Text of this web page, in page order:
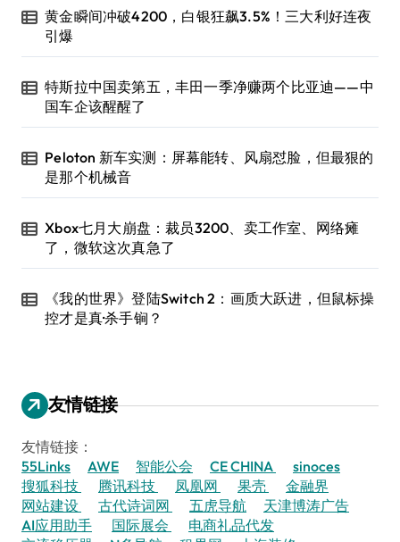
黄金瞬间冲破4200，白银狂飙3.5%！三大利好连夜
引爆
特斯拉中国卖第五，丰田一季净赚两个比亚迪——中
国车企该醒醒了
Peloton 新车实测：屏幕能转、风扇怼脸，但最狠的
是那个机械音
Xbox七月大崩盘：裁员3200、卖工作室、网络瘫
了，微软这次真急了
《我的世界》登陆Switch 2：画质大跃进，但鼠标操
控才是真·杀手锏？
友情链接
友情链接：
55Links
AWE 智能公会 CE CHINA
sinoces
搜狐科技
腾讯科技 凤凰网 果壳
金融界
网站建设
古代诗词网 五虎导航
天津博涛广告
AI应用助手
国际展会
电商礼品代发